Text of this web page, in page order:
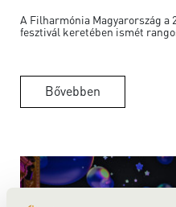
A Filharmónia Magyarország a
fesztivál keretében ismét
Bővebben